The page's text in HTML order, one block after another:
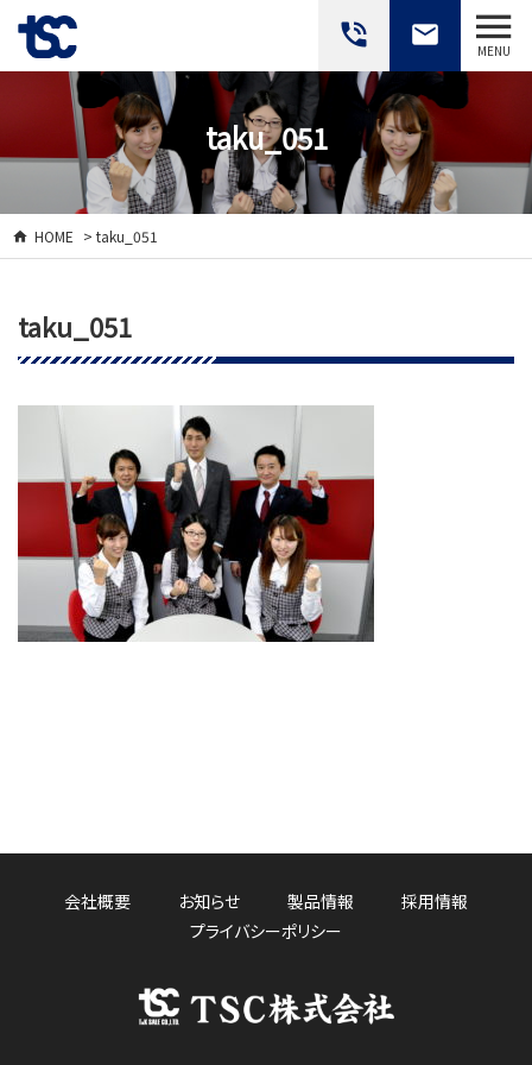
MENU
phone_in_talk email
taku_051
HOME > taku_051
taku_051
会社概要 お知らせ 製品情報
採用情報
プライバシーポリシー